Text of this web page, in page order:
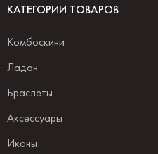
КАТЕГОРИИ ТОВАРОВ
Комбоскини
Ладан
Браслеты
Аксессуары
Иконы